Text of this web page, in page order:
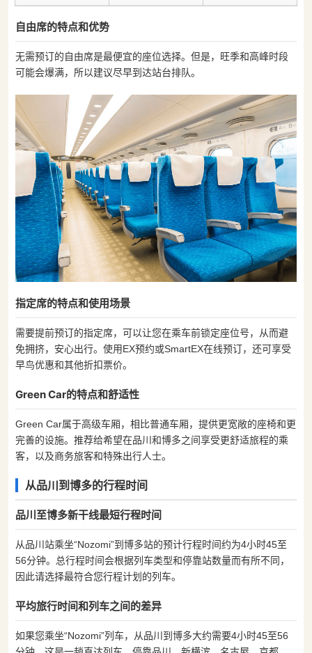
自由席的特点和优势
无需预订的自由席是最便宜的座位选择。但是，旺季和高峰时段
可能会爆满，所以建议尽早到达站台排队。
指定席的特点和使用场景
需要提前预订的指定席，可以让您在乘车前锁定座位号，从而避
免拥挤，安心出行。使用EX预约或SmartEX在线预订，还可享受
早鸟优惠和其他折扣票价。
Green Car的特点和舒适性
Green Car属于高级车厢，相比普通车厢，提供更宽敞的座椅和更
完善的设施。推荐给希望在品川和博多之间享受更舒适旅程的乘
客，以及商务旅客和特殊出行人士。
从品川到博多的行程时间
品川至博多新干线最短行程时间
从品川站乘坐“Nozomi”到博多站的预计行程时间约为4小时45至
56分钟。总行程时间会根据列车类型和停靠站数量而有所不同，
因此请选择最符合您行程计划的列车。
平均旅行时间和列车之间的差异
如果您乘坐“Nozomi”列车，从品川到博多大约需要4小时45至56